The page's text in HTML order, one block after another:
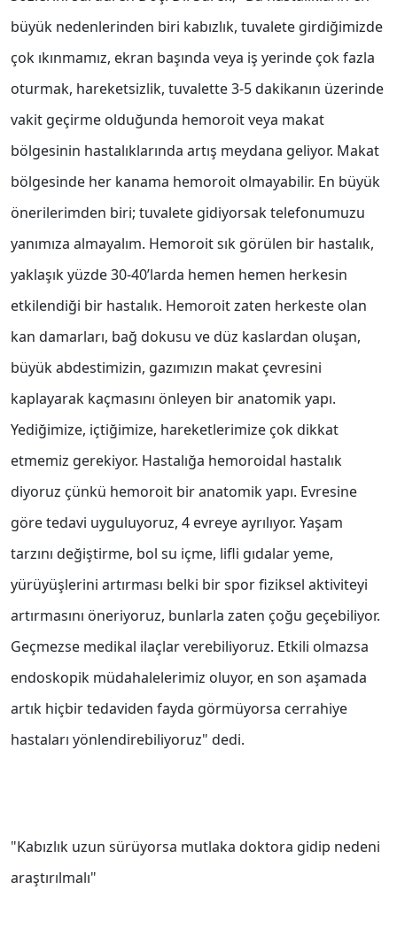
büyük nedenlerinden biri kabızlık, tuvalete girdiğimizde
çok ıkınmamız, ekran başında veya iş yerinde çok fazla
oturmak, hareketsizlik, tuvalette 3-5 dakikanın üzerinde
vakit geçirme olduğunda hemoroit veya makat
bölgesinin hastalıklarında artış meydana geliyor. Makat
bölgesinde her kanama hemoroit olmayabilir. En büyük
önerilerimden biri; tuvalete gidiyorsak telefonumuzu
yanımıza almayalım. Hemoroit sık görülen bir hastalık,
yaklaşık yüzde 30-40’larda hemen hemen herkesin
etkilendiği bir hastalık. Hemoroit zaten herkeste olan
kan damarları, bağ dokusu ve düz kaslardan oluşan,
büyük abdestimizin, gazımızın makat çevresini
kaplayarak kaçmasını önleyen bir anatomik yapı.
Yediğimize, içtiğimize, hareketlerimize çok dikkat
etmemiz gerekiyor. Hastalığa hemoroidal hastalık
diyoruz çünkü hemoroit bir anatomik yapı. Evresine
göre tedavi uyguluyoruz, 4 evreye ayrılıyor. Yaşam
tarzını değiştirme, bol su içme, lifli gıdalar yeme,
yürüyüşlerini artırması belki bir spor fiziksel aktiviteyi
artırmasını öneriyoruz, bunlarla zaten çoğu geçebiliyor.
Geçmezse medikal ilaçlar verebiliyoruz. Etkili olmazsa
endoskopik müdahalelerimiz oluyor, en son aşamada
artık hiçbir tedaviden fayda görmüyorsa cerrahiye
hastaları yönlendirebiliyoruz" dedi.
"Kabızlık uzun sürüyorsa mutlaka doktora gidip nedeni
araştırılmalı"